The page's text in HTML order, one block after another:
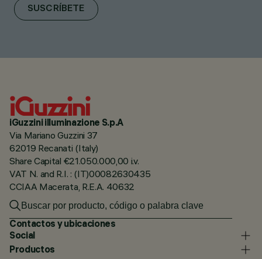
SUSCRÍBETE
iGuzzini illuminazione S.p.A
Via Mariano Guzzini 37
62019 Recanati (Italy)
Share Capital €21.050.000,00 i.v.
VAT N. and R.I. : (IT)00082630435
CCIAA Macerata, R.E.A. 40632
Contactos y ubicaciones
Social
Productos